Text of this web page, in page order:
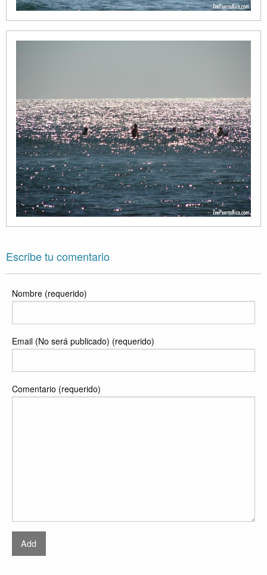
Escribe tu comentario
Nombre (requerido)
Email (No será publicado) (requerido)
Comentario (requerido)